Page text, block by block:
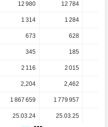
12 980 12 784
1 314 1 284
673 628
345 185
2 116 2 015
2,204 2,462
1 867 659 1 779 957
25.03.24 25.03.25